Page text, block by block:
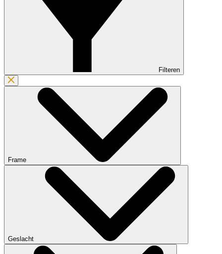
Filteren
Frame
Geslacht